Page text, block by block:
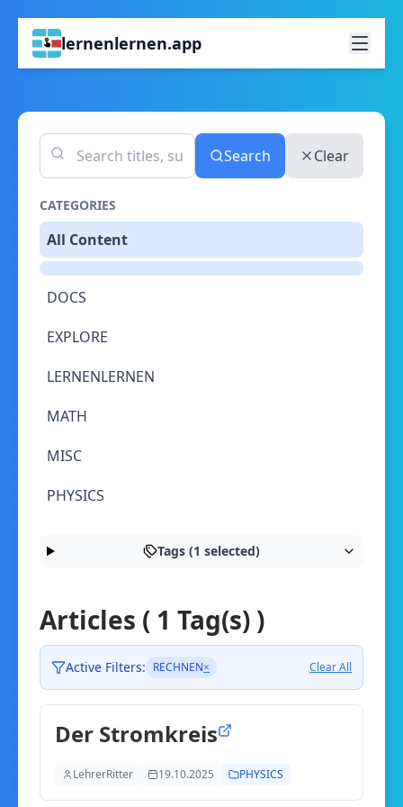
lernenlernen.app
Search Clear
CATEGORIES
All Content
DOCS
EXPLORE
LERNENLERNEN
MATH
MISC
PHYSICS
Tags (1 selected)
Articles ( 1 Tag(s) )
Active Filters: RECHNEN× Clear All
Der Stromkreis
LehrerRitter 19.10.2025 PHYSICS